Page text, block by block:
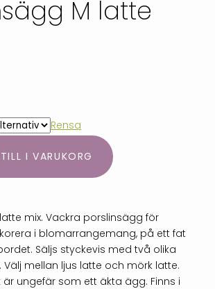
M latte
Rensa
I VARUKORG
mix. Vackra porslinsägg för
i blomarrangemang, på ett fat
Säljs styckevis med två olika
Välj mellan ljus latte och mörk latte.
är ungefär som ett äkta ägg. Finns i